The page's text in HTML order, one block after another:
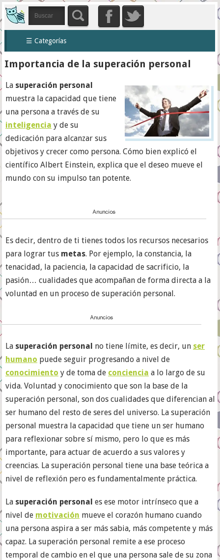
☰ Categorías
Importancia de la superación personal
La superación personal
muestra la capacidad que tiene
una persona a través de su
inteligencia y de su
dedicación para alcanzar sus
objetivos y crecer como persona. Cómo bien explicó el
científico Albert Einstein, explica que el deseo mueve el
mundo con su impulso tan potente.
Es decir, dentro de ti tienes todos los recursos necesarios
para lograr tus metas. Por ejemplo, la constancia, la
tenacidad, la paciencia, la capacidad de sacrificio, la
pasión… cualidades que acompañan de forma directa a la
voluntad en un proceso de superación personal.
La superación personal no tiene límite, es decir, un ser
humano puede seguir progresando a nivel de
conocimiento y de toma de conciencia a lo largo de su
vida. Voluntad y conocimiento que son la base de la
superación personal, son dos cualidades que diferencian al
ser humano del resto de seres del universo. La superación
personal muestra la capacidad que tiene un ser humano
para reflexionar sobre sí mismo, pero lo que es más
importante, para actuar de acuerdo a sus valores y
creencias. La superación personal tiene una base teórica a
nivel de reflexión pero es fundamentalmente práctica.
La superación personal es ese motor intrínseco que a
nivel de motivación mueve el corazón humano cuando
una persona aspira a ser más sabia, más competente y más
capaz. La superación personal remite a ese proceso
temporal de cambio en el que una persona sale de su zona